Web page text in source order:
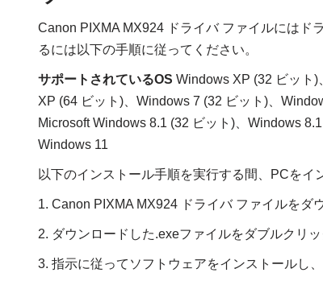
Canon PIXMA MX924 ドライバ ファイルにはド
るには以下の手順に従ってください。
サポートされているOS Windows XP (32 ビット
XP (64 ビット)、Windows 7 (32 ビット)、
Microsoft Windows 8.1 (32 ビット)、Windows
Windows 11
以下のインストール手順を実行する間、PCをイ
1. Canon PIXMA MX924 ドライバ ファイルをダ
2. ダウンロードした.exeファイルをダブルクリッ
3. 指示に従ってソフトウェアをインストールし